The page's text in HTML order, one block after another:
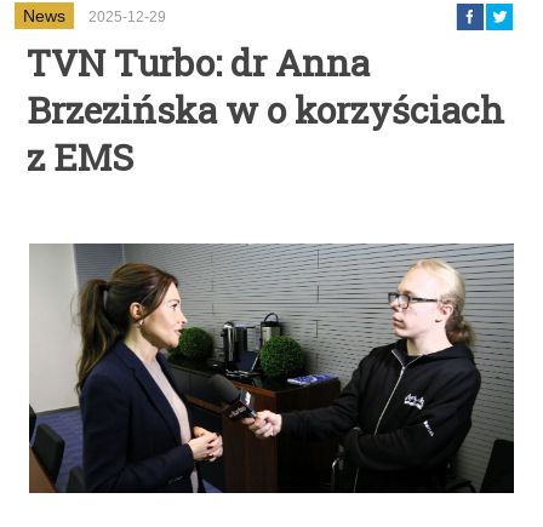
News 2025-12-29
TVN Turbo: dr Anna
Brzezińska w o korzyściach
z EMS